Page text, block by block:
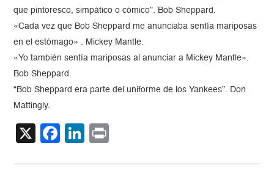
que pintoresco, simpático o cómico”. Bob Sheppard.
«Cada vez que Bob Sheppard me anunciaba sentía mariposas
en el estómago» . Mickey Mantle.
«Yo también sentía mariposas al anunciar a Mickey Mantle».
Bob Sheppard.
“Bob Sheppard era parte del uniforme de los Yankees”. Don
Mattingly.
X Facebook
LinkedIn